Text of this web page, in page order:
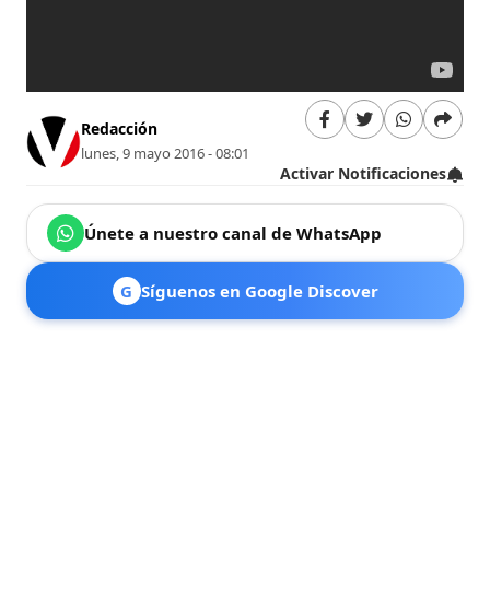
Redacción
lunes, 9 mayo 2016 - 08:01
Activar Notificaciones
Únete a nuestro canal de WhatsApp
G Síguenos en Google Discover